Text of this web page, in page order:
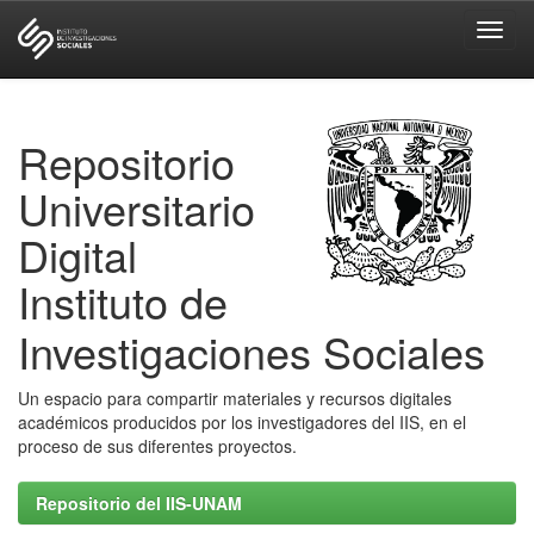
Repositorio
Universitario
Digital
Instituto de
Investigaciones Sociales
Un espacio para compartir materiales y recursos digitales
académicos producidos por los investigadores del IIS, en el
proceso de sus diferentes proyectos.
Repositorio del IIS-UNAM